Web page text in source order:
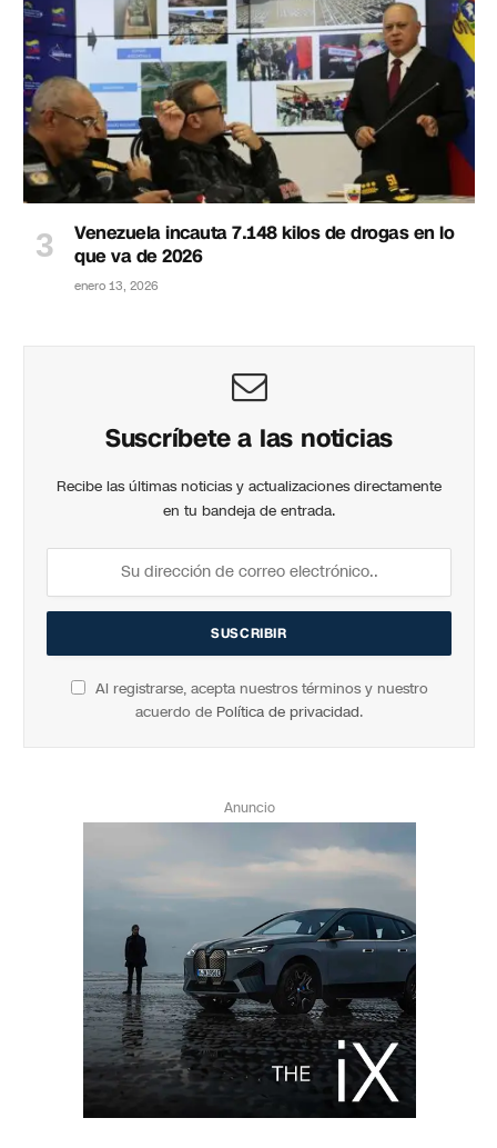
Venezuela incauta 7.148 kilos de drogas en lo
que va de 2026
enero 13, 2026
Suscríbete a las noticias
Recibe las últimas noticias y actualizaciones directamente
en tu bandeja de entrada.
Al registrarse, acepta nuestros términos y nuestro
acuerdo de Política de privacidad.
Anuncio